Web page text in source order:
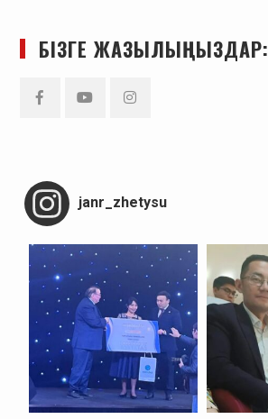
БІЗГЕ ЖАЗЫЛЫҢЫЗДАР:
janr_zhetysu